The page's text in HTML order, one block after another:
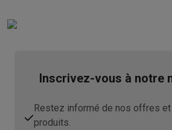
Inscrivez-vous à notre
Restez informé de nos offres et
produits.